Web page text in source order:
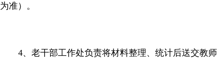
为准）。
4、老干部工作处负责将材料整理、统计后送交教师